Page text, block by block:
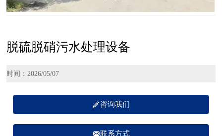
脱硫脱硝污水处理设备
时间：2026/05/07
咨询我们
联系方式